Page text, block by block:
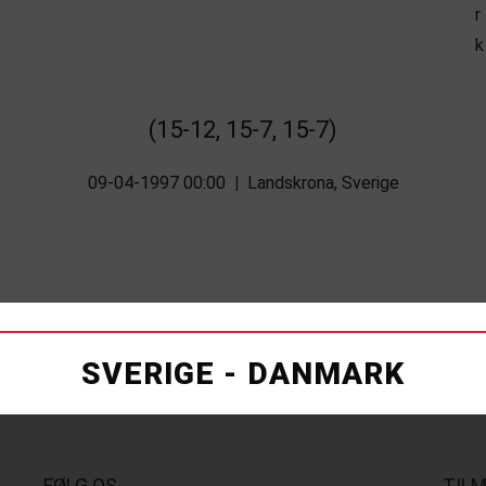
(15-12, 15-7, 15-7)
09-04-1997 00:00 Landskrona, Sverige
SVERIGE - DANMARK